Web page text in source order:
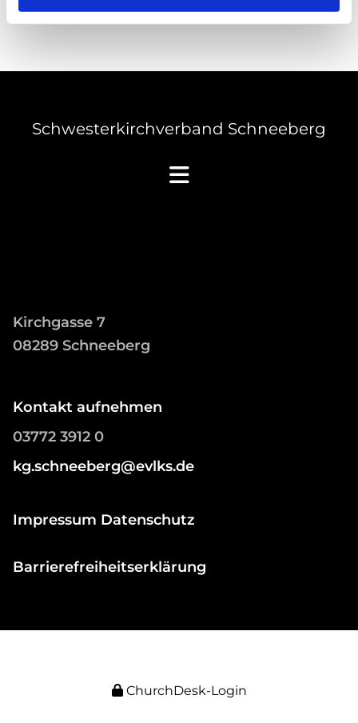
Schwesterkirchverband Schneeberg
Kirchgasse 7
08289 Schneeberg
Kontakt aufnehmen
03772 3912 0
kg.schneeberg@evlks.de
Impressum Datenschutz
Barrierefreiheitserklärung
ChurchDesk-Login